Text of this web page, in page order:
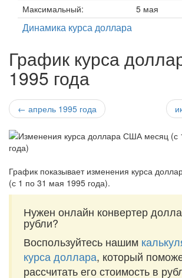
Максимальный:
5 мая
Динамика курса доллара
График курса
1995 года
← апрель 1995 года
График показывает изменения курса
(с 1 по 31 мая 1995 года).
Нужен онлайн конвертер
рубли?
Воспользуйтесь нашим
курса доллара, который
рассчитать его стоимость в